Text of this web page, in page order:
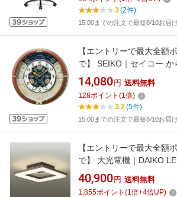
リクライニングあり]
3(2件)
15:00までの注文で最短8/10お届け
【エントリーで最大全額
で】 SEIKO｜セイコー か
ック RE601B
14,080 円 送料無料
128ポイント (1倍)
3.2(5件)
15:00までの注文で最短8/10お届け
【エントリーで最大全額
で】 大光電機｜DAIKO
DXL-81215 [14畳 /電球色
[DXL81215]
40,900 円 送料無料
1,855ポイント (1倍+4倍UP)